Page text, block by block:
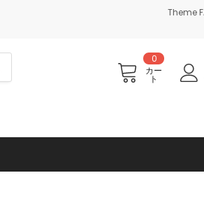
Theme
0
カー
ト